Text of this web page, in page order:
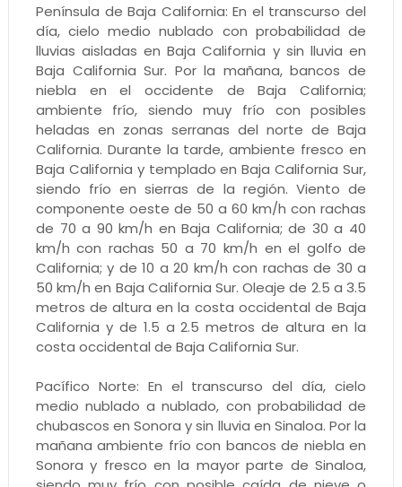
Península de Baja California: En el transcurso del
día, cielo medio nublado con probabilidad de
lluvias aisladas en Baja California y sin lluvia en
Baja California Sur. Por la mañana, bancos de
niebla en el occidente de Baja California;
ambiente frío, siendo muy frío con posibles
heladas en zonas serranas del norte de Baja
California. Durante la tarde, ambiente fresco en
Baja California y templado en Baja California Sur,
siendo frío en sierras de la región. Viento de
componente oeste de 50 a 60 km/h con rachas
de 70 a 90 km/h en Baja California; de 30 a 40
km/h con rachas 50 a 70 km/h en el golfo de
California; y de 10 a 20 km/h con rachas de 30 a
50 km/h en Baja California Sur. Oleaje de 2.5 a 3.5
metros de altura en la costa occidental de Baja
California y de 1.5 a 2.5 metros de altura en la
costa occidental de Baja California Sur.
Pacífico Norte: En el transcurso del día, cielo
medio nublado a nublado, con probabilidad de
chubascos en Sonora y sin lluvia en Sinaloa. Por la
mañana ambiente frío con bancos de niebla en
Sonora y fresco en la mayor parte de Sinaloa,